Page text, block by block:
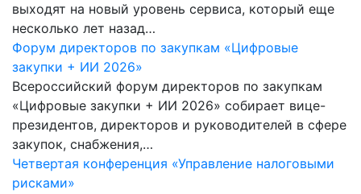
выходят на новый уровень сервиса, который еще
несколько лет назад…
Форум директоров по закупкам «Цифровые
закупки + ИИ 2026»
Всероссийский форум директоров по закупкам
«Цифровые закупки + ИИ 2026» собирает вице-
президентов, директоров и руководителей в сфере
закупок, снабжения,…
Четвертая конференция «Управление налоговыми
рисками»